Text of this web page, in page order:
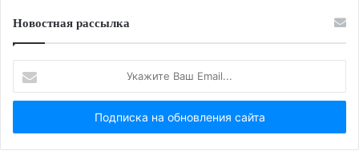
Новостная рассылка
Ваш
Email...